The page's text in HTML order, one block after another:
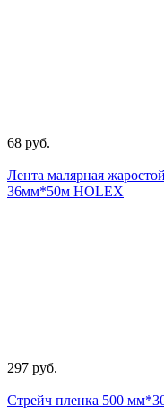
68 руб.
Лента малярная
36мм*50м HOLEX
297 руб.
Стрейч пленка 500